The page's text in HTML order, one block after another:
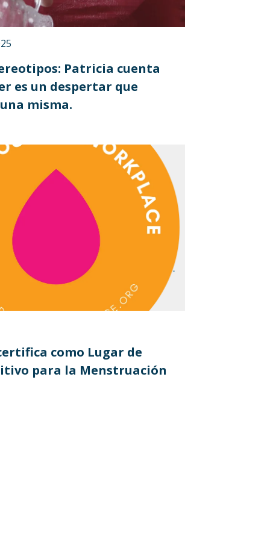
Patricia cuenta
es un despertar que
misma.
como Lugar de
para la Menstruación